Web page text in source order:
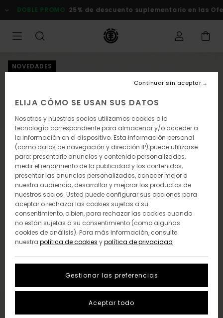
la
DOBLE PROMO 25% de descuento suplementario en las
NOVEDADES
ELIJA CÓMO SE USAN SUS DATOS
Nosotros y nuestros socios utilizamos cookies o la
tecnología correspondiente para almacenar y/o acceder a
la información en el dispositivo. Esta información personal
(como datos de navegación y dirección IP) puede utilizarse
para: presentarle anuncios y contenido personalizados,
medir el rendimiento de la publicidad y los contenidos,
presentar las anuncios personalizados, conocer mejor a
nuestra audiencia, desarrollar y mejorar los productos de
nuestros socios. Usted puede configurar sus opciones para
aceptar o rechazar las cookies sujetas a su
consentimiento, o bien, para rechazar las cookies cuando
no están sujetas a su consentimiento (como algunas
cookies de análisis). Para más información, consulte
nuestra política de cookies ypolítica de privacidad
Gestionar las preferencias
Continuar sin aceptar
Aceptar todo